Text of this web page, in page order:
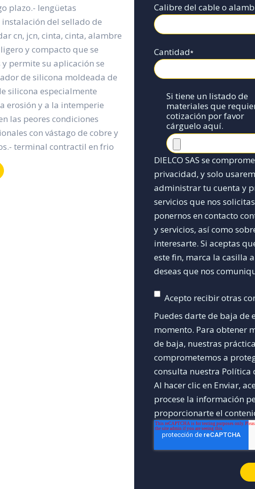
plazo.- lengüetas
del sellado de
cn, jcn, cinta, cinta, alambre
y compacto que se
permite su aplicación se
de silicona moldeada de
silicona especialmente
erosión y a la intemperie
las peores condiciones
con vástago de cobre y
terminal contractil en frio
Calibre del cable o
Cantidad*
Si tiene un listado de
materiales que
cotización por favor
cárguelo aquí.
DIELCO SAS se
privacidad, y solo
administrar tu cuenta y
servicios que nos
ponernos en contacto
y servicios, así como
interesarte. Si aceptas
este fin, marca la casilla
deseas que nos
Acepto recibir otras
Puedes darte de baja de
momento. Para obtener
de baja, nuestras
comprometemos a
consulta nuestra Política
Al hacer clic en Enviar,
procese la información
proporcionarte el